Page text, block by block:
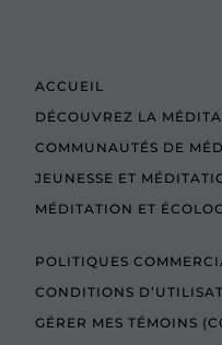
ACCUEIL
DÉCOUVREZ LA
COMMUNAUTÉS DE
JEUNESSE ET
MÉDITATION ET
POLITIQUES
CONDITIONS
GÉRER MES TÉMOINS